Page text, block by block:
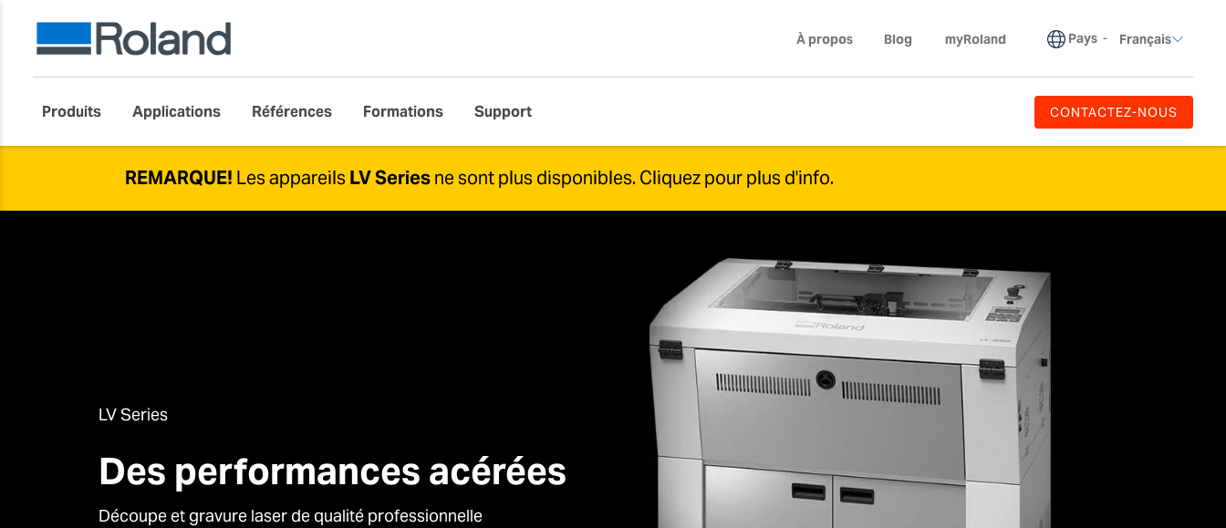
À propos Blog myRoland Pays - Français
Produits Applications Références Formations Support CONTACTEZ-NOUS
REMARQUE! Les appareils LV Seriesne sont plus disponibles. Cliquez pour plus d'info.
LV Series
Des performances acérées
Découpe et gravure laser de qualité professionnelle